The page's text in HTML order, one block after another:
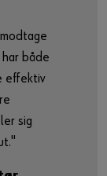
både
effektiv
sig